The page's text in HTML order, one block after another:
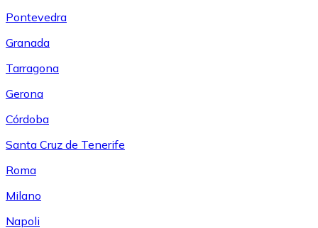
Pontevedra
Granada
Tarragona
Gerona
Córdoba
Santa Cruz de Tenerife
Roma
Milano
Napoli